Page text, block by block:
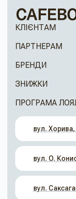
КЛІЄНТАМ
ПАРТНЕРАМ
БРЕНДИ
ЗНИЖКИ
ПРОГРАМА
вул.
вул. О.
вул.